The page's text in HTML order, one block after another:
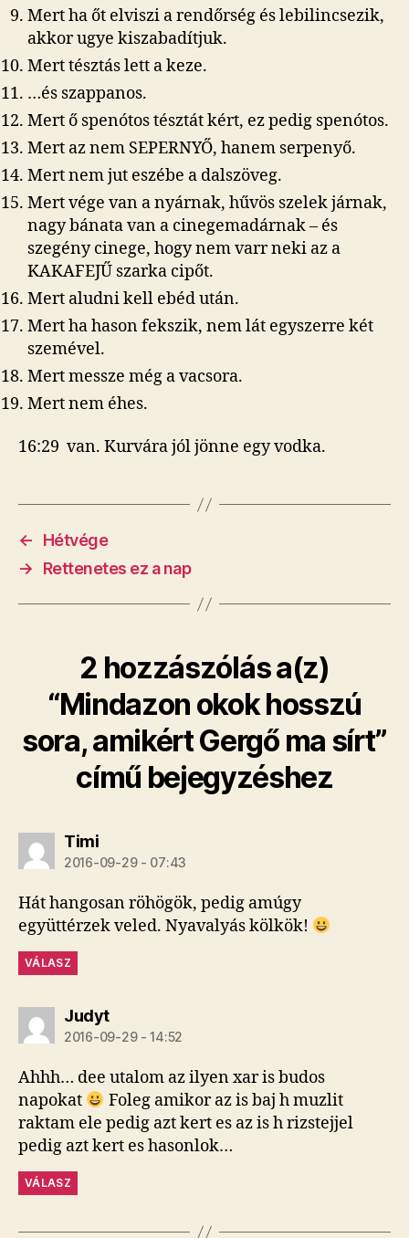
Mert ha őt elviszi a rendőrség és lebilincsezik,
akkor ugye kiszabadítjuk.
Mert tésztás lett a keze.
…és szappanos.
Mert ő spenótos tésztát kért, ez pedig spenótos.
Mert az nem SEPERNYŐ, hanem serpenyő.
Mert nem jut eszébe a dalszöveg.
Mert vége van a nyárnak, hűvös szelek járnak,
nagy bánata van a cinegemadárnak – és
szegény cinege, hogy nem varr neki az a
KAKAFEJŰ szarka cipőt.
Mert aludni kell ebéd után.
Mert ha hason fekszik, nem lát egyszerre két
szemével.
Mert messze még a vacsora.
Mert nem éhes.
16:29 van. Kurvára jól jönne egy vodka.
←
Hétvége
→
Rettenetes ez a nap
2 hozzászólás a(z)
“Mindazon okok hosszú
sora, amikért Gergő ma sírt”
című bejegyzéshez
Timiszerint:
2016-09-29 - 07:43
Hát hangosan röhögök, pedig amúgy
együttérzek veled. Nyavalyás kölkök!
VÁLASZ
Judytszerint:
2016-09-29 - 14:52
Ahhh… dee utalom az ilyen xar is budos
napokat
Foleg amikor az is baj h muzlit
raktam ele pedig azt kert es az is h rizstejjel
pedig azt kert es hasonlok…
VÁLASZ